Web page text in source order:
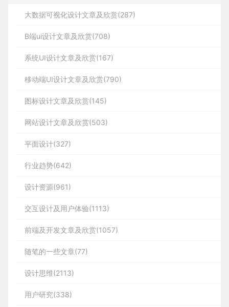
大数据可视化设计文章及欣赏(287)
B端ui设计文章及欣赏(708)
系统UI设计文章及欣赏(167)
移动端UI设计文章及欣赏(790)
图标设计文章及欣赏(145)
网站设计文章及欣赏(503)
平面设计(327)
行业趋势(642)
设计资源(961)
交互设计及用户体验(1113)
前端及开发文章及欣赏(1057)
随笔的一些文章(77)
设计思维(2113)
用户研究(338)